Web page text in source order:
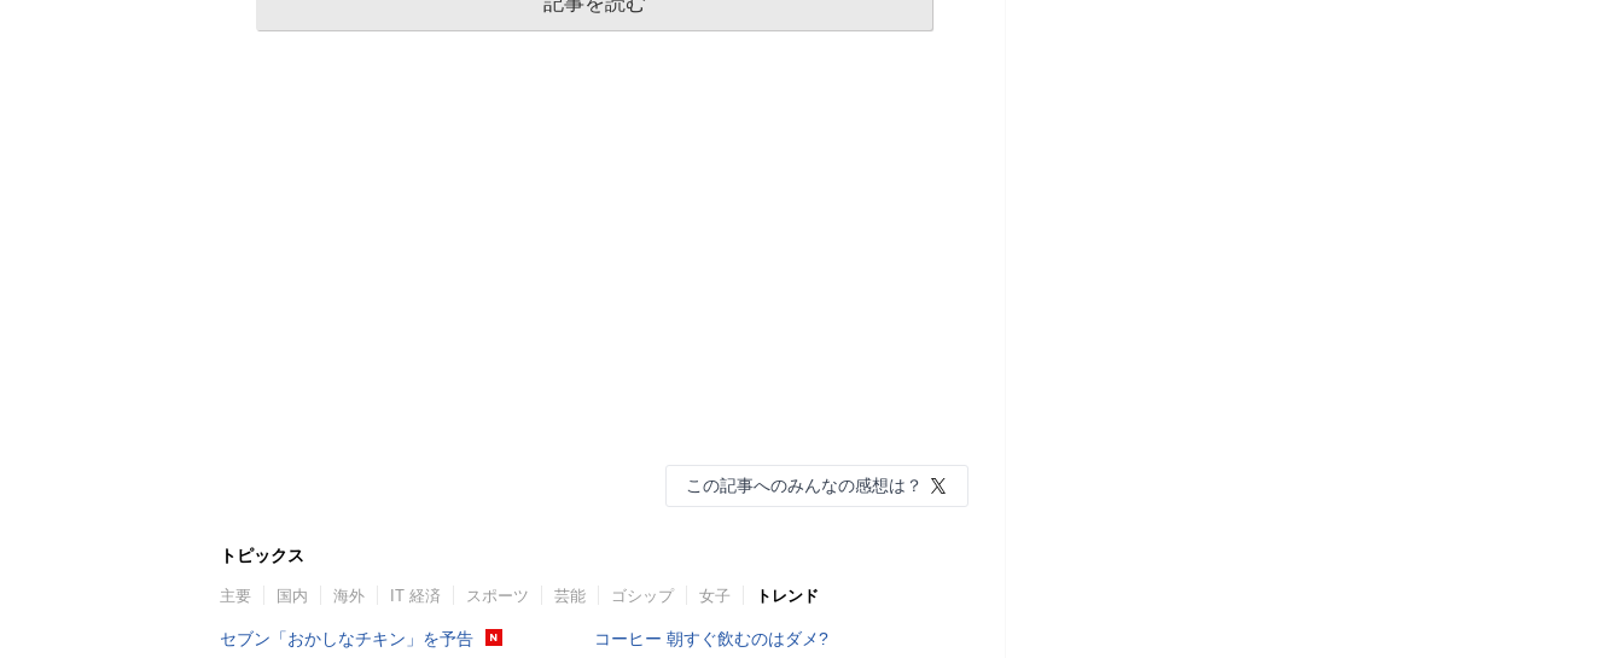
この記事へのみんなの感想は？
トピックス
主要 国内 海外 IT 経済 スポーツ 芸能 ゴシップ 女子 トレンド
セブン「おかしなチキン」を予告
コーヒー 朝すぐ飲むのはダメ?